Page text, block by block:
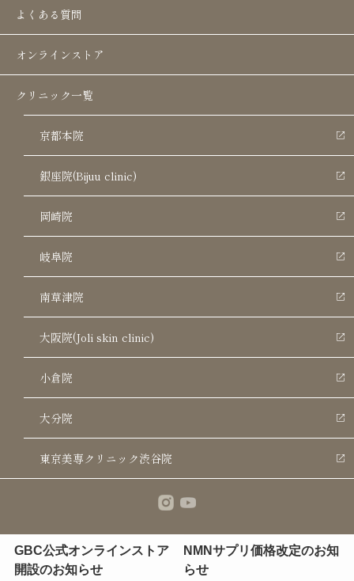
よくある質問
オンラインストア
クリニック一覧
京都本院
銀座院(Bijuu clinic)
岡崎院
岐阜院
南草津院
大阪院(Joli skin clinic)
小倉院
大分院
東京美専クリニック渋谷院
関連記事
GBC公式オンラインストア
開設のお知らせ
NMNサプリ価格改定のお知
らせ